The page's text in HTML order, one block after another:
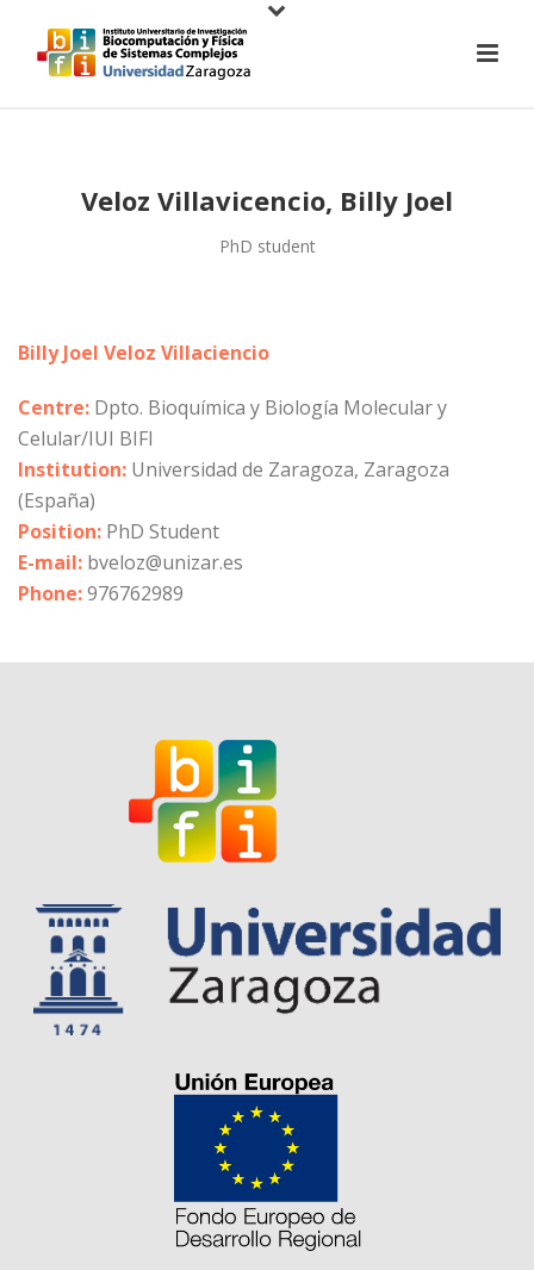
Veloz Villavicencio, Billy Joel
PhD student
Billy Joel Veloz Villaciencio
Centre: Dpto. Bioquímica y Biología Molecular y
Celular/IUI BIFI
Institution: Universidad de Zaragoza, Zaragoza
(España)
Position: PhD Student
E-mail: bveloz@unizar.es
Phone:976762989